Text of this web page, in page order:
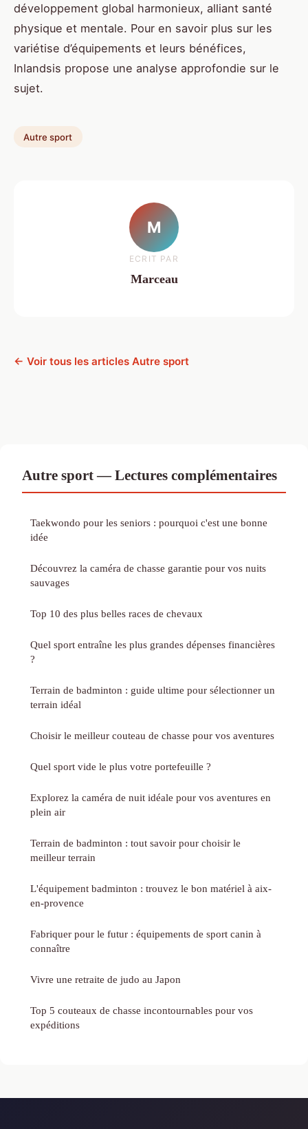
développement global harmonieux, alliant santé
physique et mentale. Pour en savoir plus sur les
variétise d’équipements et leurs bénéfices,
Inlandsis propose une analyse approfondie sur le
sujet.
Autre sport
M
ECRIT PAR
Marceau
← Voir tous les articles Autre sport
Autre sport — Lectures complémentaires
Taekwondo pour les seniors : pourquoi c'est une bonne
idée
Découvrez la caméra de chasse garantie pour vos nuits
sauvages
Top 10 des plus belles races de chevaux
Quel sport entraîne les plus grandes dépenses financières
?
Terrain de badminton : guide ultime pour sélectionner un
terrain idéal
Choisir le meilleur couteau de chasse pour vos aventures
Quel sport vide le plus votre portefeuille ?
Explorez la caméra de nuit idéale pour vos aventures en
plein air
Terrain de badminton : tout savoir pour choisir le
meilleur terrain
L'équipement badminton : trouvez le bon matériel à aix-
en-provence
Fabriquer pour le futur : équipements de sport canin à
connaître
Vivre une retraite de judo au Japon
Top 5 couteaux de chasse incontournables pour vos
expéditions